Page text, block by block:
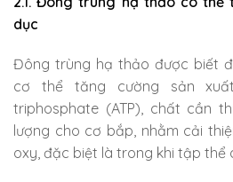
dục
Đông trùng hạ thảo được biết
cơ thể tăng cường sản
triphosphate (ATP), chất cần
lượng cho cơ bắp, nhằm cải
oxy, đặc biệt là trong khi tập thể